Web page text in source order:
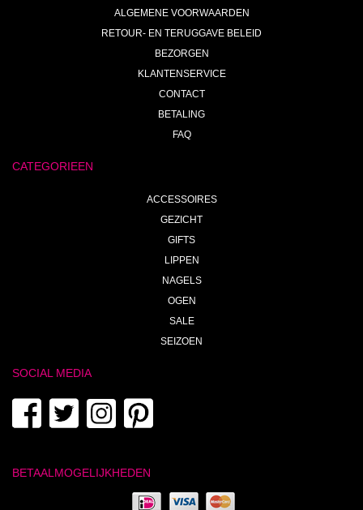
ALGEMENE VOORWAARDEN
RETOUR- EN TERUGGAVE BELEID
BEZORGEN
KLANTENSERVICE
CONTACT
BETALING
FAQ
CATEGORIEEN
ACCESSOIRES
GEZICHT
GIFTS
LIPPEN
NAGELS
OGEN
SALE
SEIZOEN
SOCIAL MEDIA
BETAALMOGELIJKHEDEN